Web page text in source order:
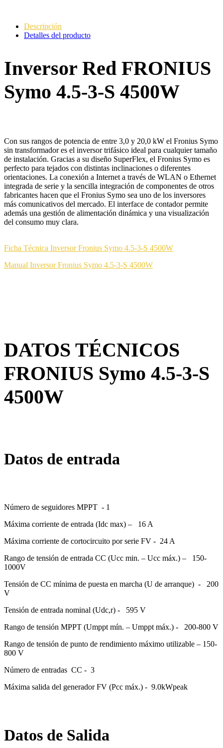
Descripción
Detalles del producto
Inversor Red FRONIUS
Symo 4.5-3-S 4500W
Con sus rangos de potencia de entre 3,0 y 20,0 kW el Fronius Symo
sin transformador es el inversor trifásico ideal para cualquier tamaño
de instalación. Gracias a su diseño SuperFlex, el Fronius Symo es
perfecto para tejados con distintas inclinaciones o diferentes
orientaciones. La conexión a Internet a través de WLAN o Ethernet
integrada de serie y la sencilla integración de componentes de otros
fabricantes hacen que el Fronius Symo sea uno de los inversores
más comunicativos del mercado. El interface de contador permite
además una gestión de alimentación dinámica y una visualización
del consumo muy clara.
Ficha Técnica Inversor Fronius Symo 4.5-3-S 4500W
Manual Inversor Fronius Symo 4.5-3-S 4500W
DATOS TÉCNICOS
FRONIUS Symo 4.5-3-S
4500W
Datos de entrada
Número de seguidores MPPT - 1
Máxima corriente de entrada (Idc max) –
16 A
Máxima corriente de cortocircuito por serie FV - 24 A
Rango de tensión de entrada CC (Ucc min. – Ucc máx.) –
150-
1000V
Tensión de CC mínima de puesta en marcha (U de arranque) -
200
V
Tensión de entrada nominal (Udc,r) -
595 V
Rango de tensión MPPT (Umppt mín. – Umppt máx.) -
200-800 V
Rango de tensión de punto de rendimiento máximo utilizable – 150-
800 V
Número de entradas CC - 3
Máxima salida del generador FV (Pcc máx.) - 9.0kWpeak
Datos de Salida